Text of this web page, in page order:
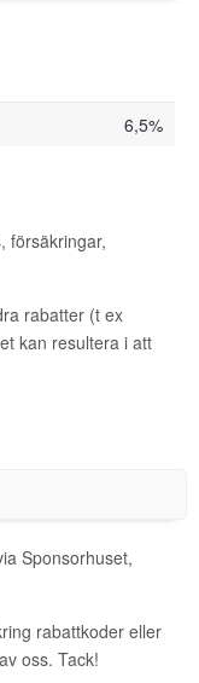
6,5%
försäkringar,
rabatter (t ex
kan resultera i att
Sponsorhuset,
rabattkoder eller
oss. Tack!